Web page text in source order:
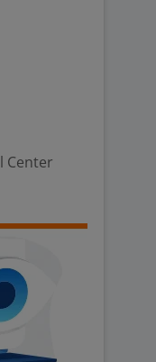
Center